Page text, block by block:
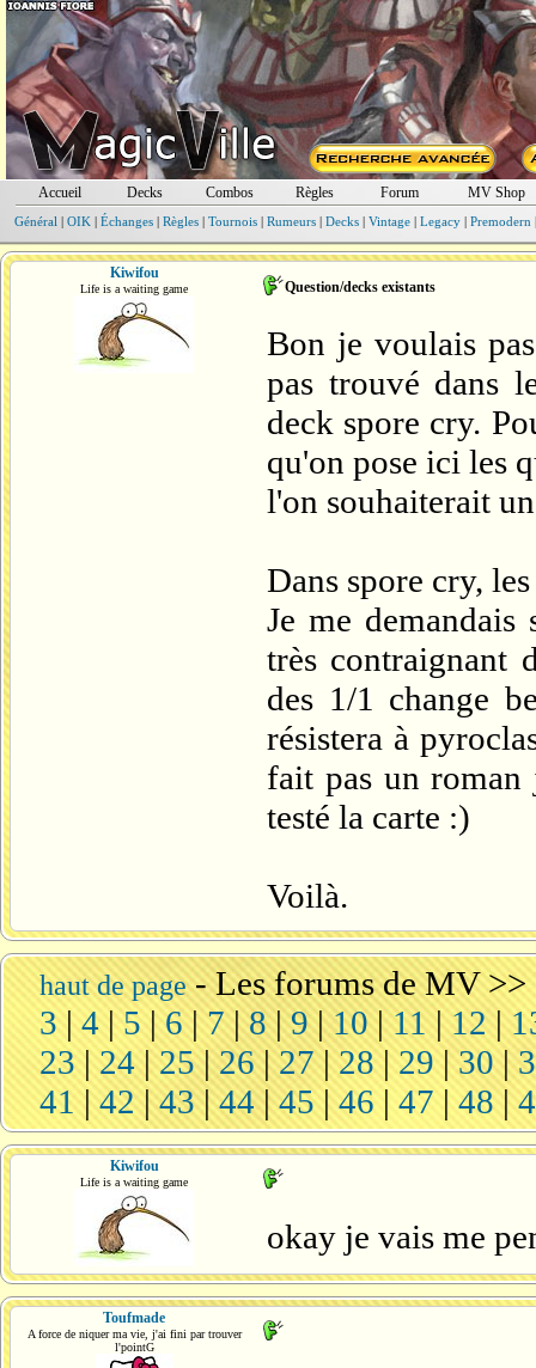
Accueil Decks Combos Règles Forum MV Shop
Général | OIK | Échanges| Règles| Tournois| Rumeurs| Decks| Vintage| Legacy| Premodern
Kiwifou
Life is a waiting game Question/decks existants
Bon je voulais
pas trouvé dans
deck spore cry.
qu'on pose ici les
l'on souhaiterait
Dans spore cry,
Je me
très contraignant
des 1/1 change
résistera à
fait pas un roman
testé la carte :)
Voilà.
haut de page-Les forums de MV>>
3 |4 |5|6 |7|8|9|10|11 |12|
23|24|25|26|27|28|29|30|
41|42|43|44|45|46 |47 |48|
Kiwifou
Life is a waiting game
okay je vais me
Toufmade
A force de niquer ma vie, j'ai fini par trouver
l'pointG